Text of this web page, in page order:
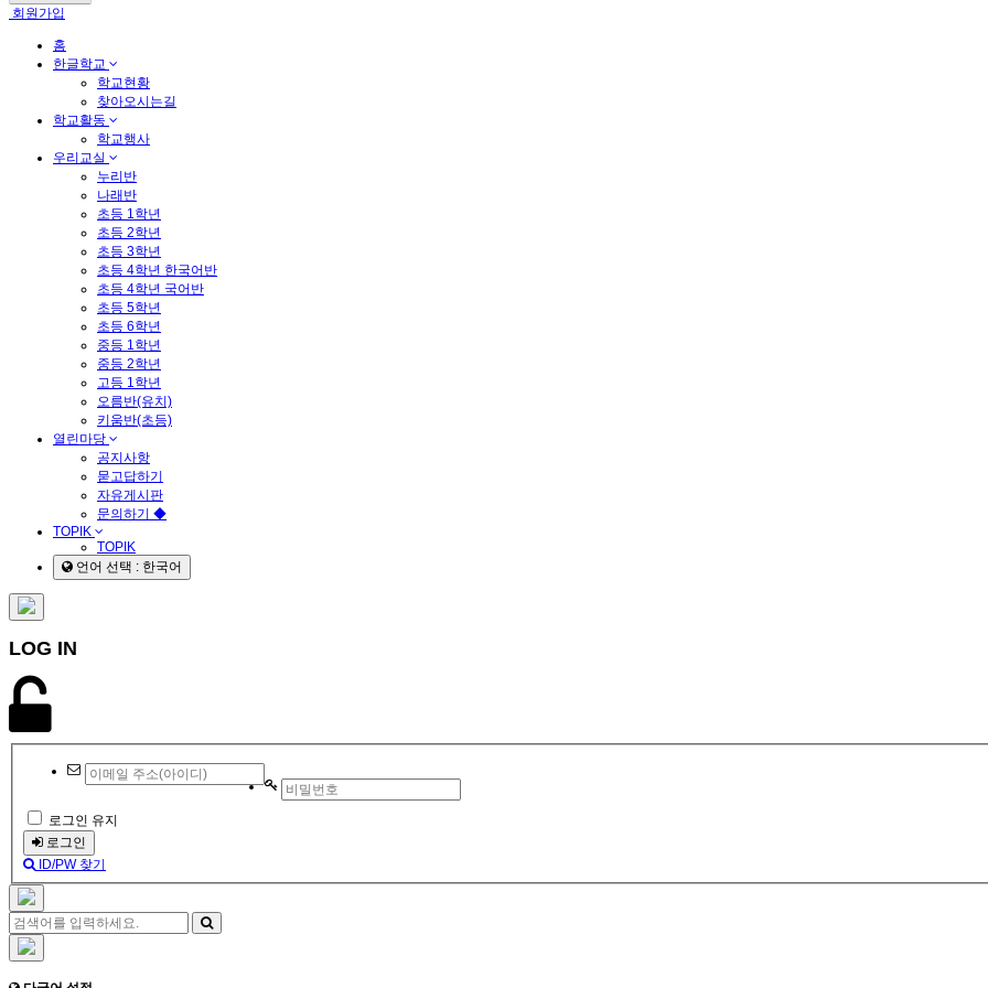
회원가입
홈
한글학교
학교현황
찾아오시는길
학교활동
학교행사
우리교실
누리반
나래반
초등 1학년
초등 2학년
초등 3학년
초등 4학년 한국어반
초등 4학년 국어반
초등 5학년
초등 6학년
중등 1학년
중등 2학년
고등 1학년
오름반(유치)
키움반(초등)
열린마당
공지사항
묻고답하기
자유게시판
문의하기 ◆
TOPIK
TOPIK
언어 선택 : 한국어
LOG IN
로그인 유지
로그인
ID/PW 찾기